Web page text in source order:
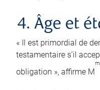
4. Âge et
« Il est primordial de
testamentaire s’il
obligation », affirme M